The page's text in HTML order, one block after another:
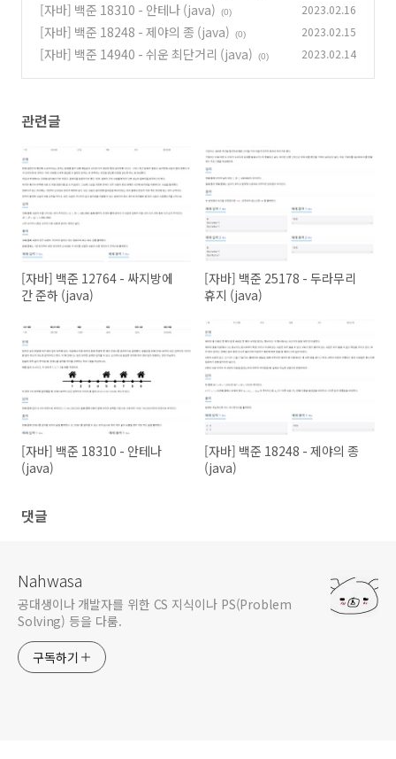
[자바] 백준 18310 - 안테나 (java) (0) 2023.02.16
[자바] 백준 18248 - 제야의 종 (java) (0) 2023.02.15
[자바] 백준 14940 - 쉬운 최단거리 (java) (0) 2023.02.14
관련글
[자바] 백준 12764 - 싸지방에
간 준하 (java)
[자바] 백준 25178 - 두라무리
휴지 (java)
[자바] 백준 18310 - 안테나
(java)
[자바] 백준 18248 - 제야의 종
(java)
댓글
Nahwasa
공대생이나 개발자를 위한 CS 지식이나 PS(Problem
Solving) 등을 다룸.
구독하기